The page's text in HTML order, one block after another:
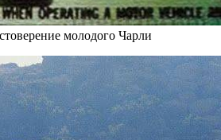
молодого Чарли